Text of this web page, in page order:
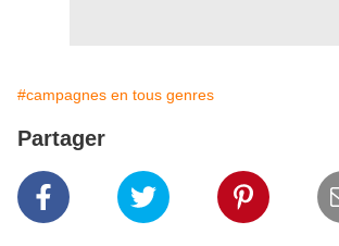
#campagnes en tous genres
Partager